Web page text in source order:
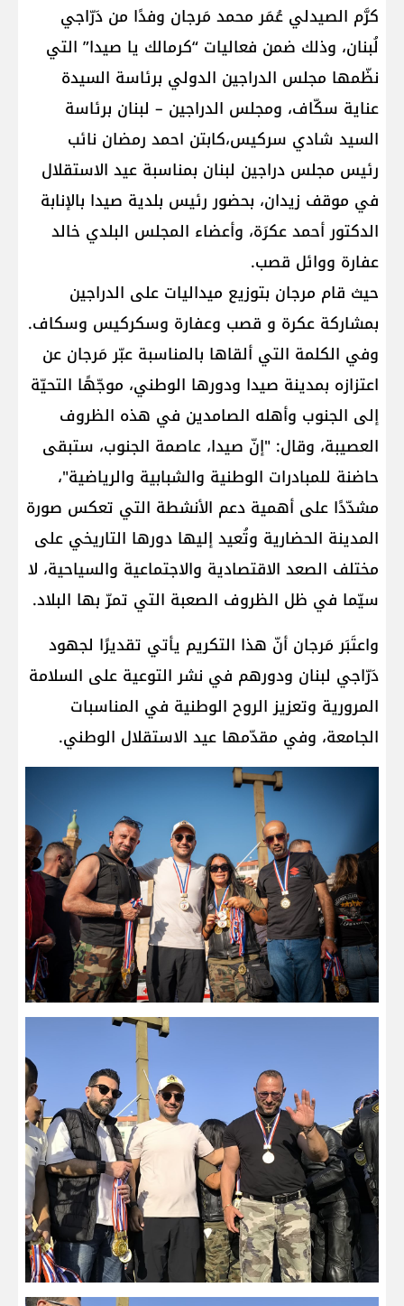
كرَّم الصيدلي عُمَر محمد مَرجان وفدًا من دَرّاجي
لُبنان، وذلك ضمن فعاليات “كرمالك يا صيدا” التي
نظّمها مجلس الدراجين الدولي برئاسة السيدة
عناية سكّاف، ومجلس الدراجين – لبنان برئاسة
السيد شادي سركيس،كابتن احمد رمضان نائب
رئيس مجلس دراجين لبنان بمناسبة عيد الاستقلال
في موقف زيدان، بحضور رئيس بلدية صيدا بالإنابة
الدكتور أحمد عكرَة، وأعضاء المجلس البلدي خالد
عفارة ووائل قصب.
حيث قام مرجان بتوزيع ميداليات على الدراجين
بمشاركة عكرة و قصب وعفارة وسكركيس وسكاف.
وفي الكلمة التي ألقاها بالمناسبة عبّر مَرجان عن
اعتزازه بمدينة صيدا ودورها الوطني، موجّهًا التحيّة
إلى الجنوب وأهله الصامدين في هذه الظروف
العصيبة، وقال: "إنّ صيدا، عاصمة الجنوب، ستبقى
حاضنة للمبادرات الوطنية والشبابية والرياضية"،
مشدّدًا على أهمية دعم الأنشطة التي تعكس صورة
المدينة الحضارية وتُعيد إليها دورها التاريخي على
مختلف الصعد الاقتصادية والاجتماعية والسياحية، لا
سيّما في ظل الظروف الصعبة التي تمرّ بها البلاد.
واعتَبَر مَرجان أنّ هذا التكريم يأتي تقديرًا لجهود
دَرّاجي لبنان ودورهم في نشر التوعية على السلامة
المرورية وتعزيز الروح الوطنية في المناسبات
الجامعة، وفي مقدّمها عيد الاستقلال الوطني.